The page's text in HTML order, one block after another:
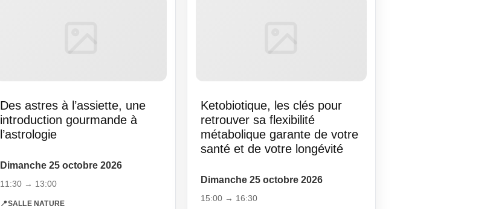
Des astres à l’assiette, une
introduction gourmande à
l’astrologie
Dimanche 25 octobre 2026
11:30 → 13:00
📍SALLE NATURE
Ketobiotique, les clés pour
retrouver sa flexibilité
métabolique garante de votre
santé et de votre longévité
Dimanche 25 octobre 2026
15:00 → 16:30